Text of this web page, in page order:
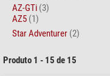
AZ-GTi (3)
AZ5 (1)
Star Adventurer (2)
Produto 1 - 15 de 15